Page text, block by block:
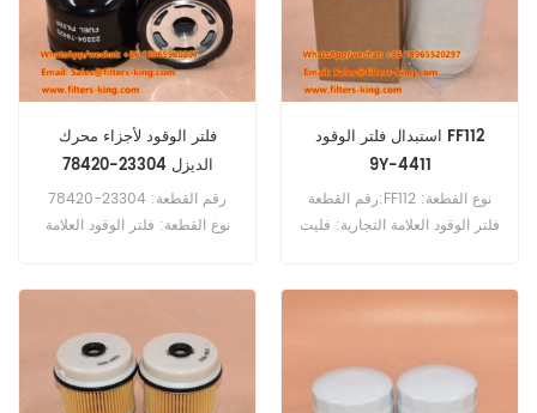
فلتر الوقود لأجزاء محرك
الديزل 23304-78420
P506155 رقم القطعة: 23304-78420
نوع القطعة: فلتر الوقود العلامة
P506155 للاستخدام في محرك
الديزل Hino 300 NO4C.
استبدال فلتر الوقود FF112
9Y-4411
رقم القطعة:FF112 نوع القطعة:
فلتر الوقود العلامة التجارية: فليت